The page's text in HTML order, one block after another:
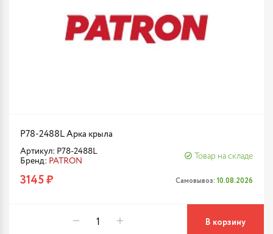
P78-2488L Арка крыла
Артикул: P78-2488L
Бренд: PATRON
Товар на складе
3145 ₽ Самовывоз: 10.08.2026
В корзину